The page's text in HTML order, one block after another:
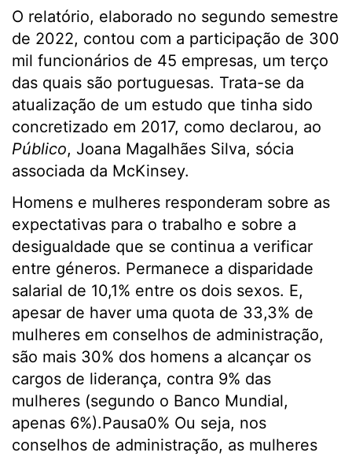
O relatório, elaborado no segundo semestre
de 2022, contou com a participação de 300
mil funcionários de 45 empresas, um terço
das quais são portuguesas. Trata-se da
atualização de um estudo que tinha sido
concretizado em 2017, como declarou, ao
Público, Joana Magalhães Silva, sócia
associada da McKinsey.
Homens e mulheres responderam sobre as
expectativas para o trabalho e sobre a
desigualdade que se continua a verificar
entre géneros. Permanece a disparidade
salarial de 10,1% entre os dois sexos. E,
apesar de haver uma quota de 33,3% de
mulheres em conselhos de administração,
são mais 30% dos homens a alcançar os
cargos de liderança, contra 9% das
mulheres (segundo o Banco Mundial,
apenas 6%).Pausa0% Ou seja, nos
conselhos de administração, as mulheres